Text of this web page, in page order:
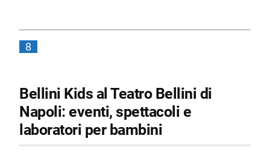
8
Bellini Kids al Teatro Bellini di
Napoli: eventi, spettacoli e
laboratori per bambini